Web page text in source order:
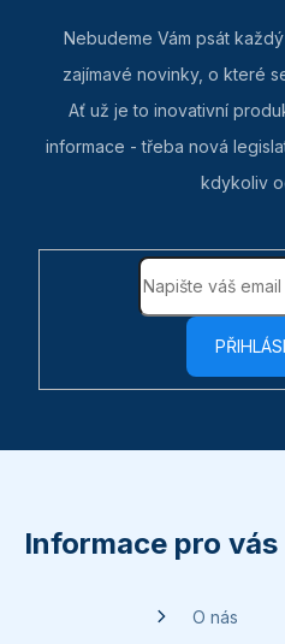
Nebudeme Vám psát
zajímavé novinky, o které
Ať už je to inovativní
informace - třeba nová
kdykoliv
Informace pro vás
O nás